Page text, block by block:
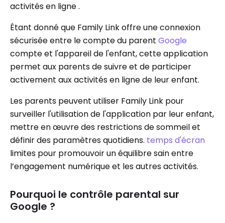
activités en ligne .
Étant donné que Family Link offre une connexion
sécurisée entre le compte du parent Google
compte et l'appareil de l'enfant, cette application
permet aux parents de suivre et de participer
activement aux activités en ligne de leur enfant.
Les parents peuvent utiliser Family Link pour
surveiller l'utilisation de l'application par leur enfant,
mettre en œuvre des restrictions de sommeil et
définir des paramètres quotidiens. temps d'écran
limites pour promouvoir un équilibre sain entre
l’engagement numérique et les autres activités.
Pourquoi le contrôle parental sur
Google ?